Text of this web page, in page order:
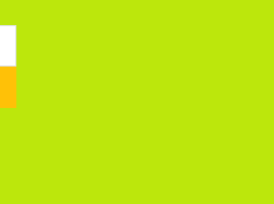
ธาวาส หรือวัดพระแก้ววังหน้า นับ
วัติศาสตร์ที่ควรค่าแก่การเยี่ยมชม
าวบางกอกอย่างแท้จริง ทั้งนี้
นาฏศิลป์และดนตรี รายการ “ยล
” ในวันที่ 12 สิงหาคม 2569 เวลา
รายการแสดงประกอบด้วยการ